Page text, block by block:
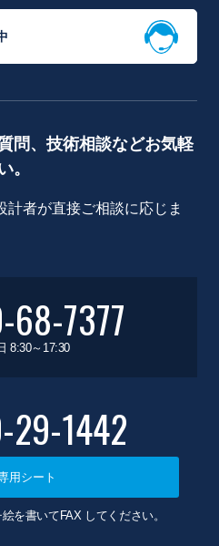
問、技術相談などお気軽
。
者が直接ご相談に応じま
68-7377
8:30～17:30
29-1442
用シート
を書いてFAX してください。